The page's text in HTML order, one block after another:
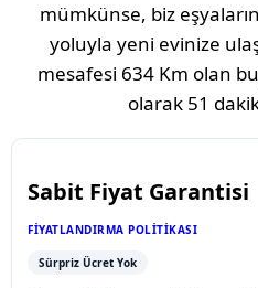
mümkünse, biz
yoluyla yeni evinize
mesafesi 634 Km olan
olarak 51
Sabit Fiyat Garantisi
FIYATLANDIRMA POLITIKASI
Sürpriz Ücret Yok